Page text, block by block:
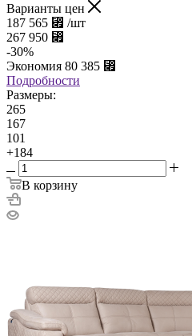
Варианты цен
187 565 ⃏ /шт
267 950 ⃏
-30%
Экономия 80 385 ⃏
Подробности
Размеры:
265
167
101
+184
В корзину